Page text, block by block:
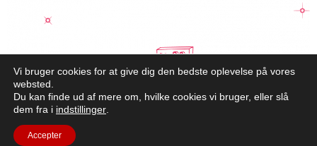
Vi bruger cookies for at give dig den bedste oplevelse på vores
websted.
Du kan finde ud af mere om, hvilke cookies vi bruger, eller slå
dem fra i indstillinger
Accepter